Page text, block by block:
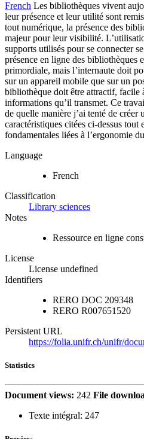
French Les bibliothèques vivent
leur présence et leur utilité sont
tout numérique, la présence des
majeur pour leur visibilité.
supports utilisés pour se connecter
présence en ligne des bibliothèques
primordiale, mais l’internaute doit
sur un appareil mobile que sur un
bibliothèque doit être attractif, facile
informations qu’il transmet. Ce
de quelle manière j’ai tenté de créer
caractéristiques citées ci-dessus tout
fondamentales liées à l’ergonomie
Language
French
Classification
Library sciences
Notes
Ressource en ligne
License
License undefined
Identifiers
RERO DOC 209348
RERO R007651520
Persistent URL
https://folia.unifr.ch/unifr/
Statistics
Document views: 242 File
Texte intégral: 247